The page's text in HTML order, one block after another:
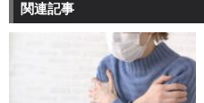
関連記事